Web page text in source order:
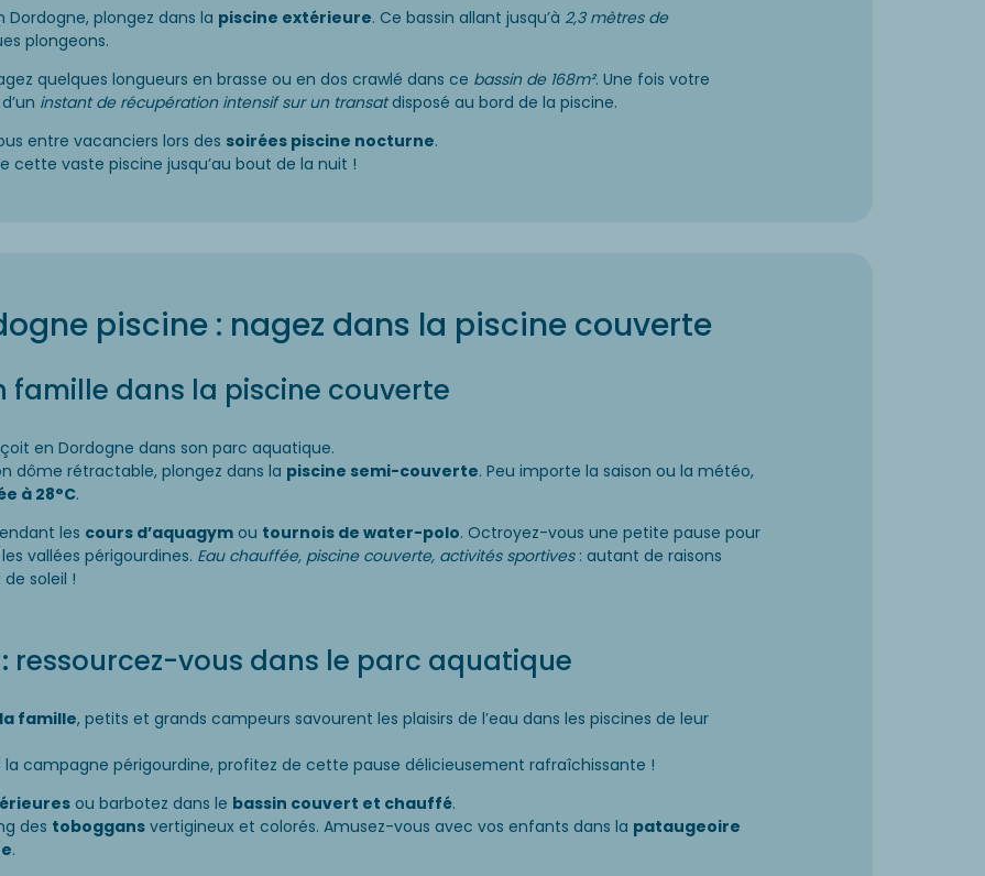
plongez dans la piscine extérieure. Ce bassin allant jusqu’à 2,3 mètres de
plongeons.
quelques longueurs en brasse ou en dos crawlé dans ce bassin de 168m². Une fois votre
instant de récupération intensif sur un transatdisposé au bord de la piscine.
entre vacanciers lors des soirées piscine nocturne.
cette vaste piscine jusqu’au bout de la nuit !
piscine : nagez dans la piscine couverte
famille dans la piscine couverte
en Dordogne dans son parc aquatique.
dôme rétractable, plongez dans la piscine semi-couverte. Peu importe la saison ou la météo,
à 28°C.
les cours d’aquagymou tournois de water-polo. Octroyez-vous une petite pause pour
vallées périgourdines. Eau chauffée, piscine couverte, activités sportives: autant de raisons
soleil !
ressourcez-vous dans le parc aquatique
famille, petits et grands campeurs savourent les plaisirs de l’eau dans les piscines de leur
la campagne périgourdine, profitez de cette pause délicieusement rafraîchissante !
ou barbotez dans le bassin couvert et chauffé.
des toboggansvertigineux et colorés. Amusez-vous avec vos enfants dans la pataugeoire
.